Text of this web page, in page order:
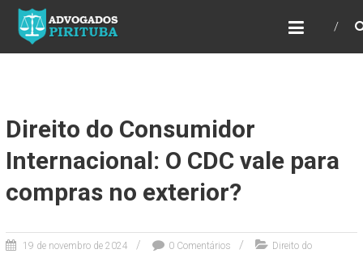
ADVOGADOS PIRITUBA
Precisando de advogado? Entre em contato!
Fazemos toda a assessoria que você
Direito do Consumidor
Internacional: O CDC vale para
compras no exterior?
19 de novembro de 2024 0 Comentários Direito do